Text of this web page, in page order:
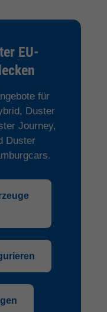
EU-
für
Duster
Journey,
Duster